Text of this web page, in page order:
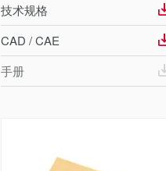
技术规格
CAD / CAE
手册